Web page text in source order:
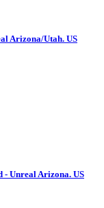
Arizona/Utah. US
- Unreal Arizona. US